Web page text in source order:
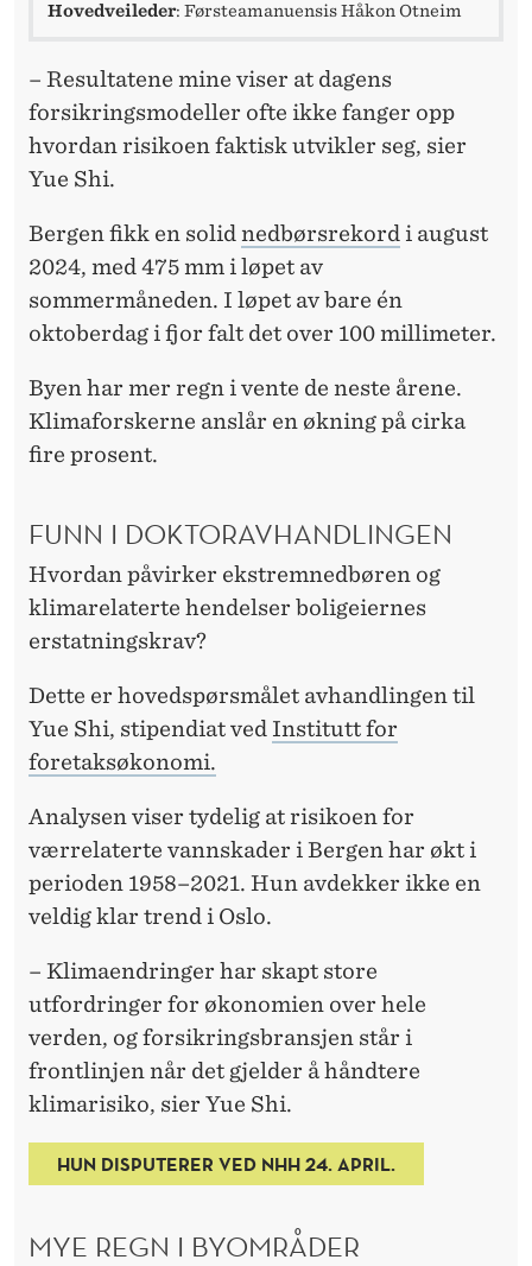
Hovedveileder: Førsteamanuensis Håkon Otneim
– Resultatene mine viser at dagens
forsikringsmodeller ofte ikke fanger opp
hvordan risikoen faktisk utvikler seg, sier
Yue Shi.
Bergen fikk en solid nedbørsrekord i august
2024, med 475 mm i løpet av
sommermåneden. I løpet av bare én
oktoberdag i fjor falt det over 100 millimeter.
Byen har mer regn i vente de neste årene.
Klimaforskerne anslår en økning på cirka
fire prosent.
FUNN I DOKTORAVHANDLINGEN
Hvordan påvirker ekstremnedbøren og
klimarelaterte hendelser boligeiernes
erstatningskrav?
Dette er hovedspørsmålet avhandlingen til
Yue Shi, stipendiat ved Institutt for
foretaksøkonomi.
Analysen viser tydelig at risikoen for
værrelaterte vannskader i Bergen har økt i
perioden 1958–2021. Hun avdekker ikke en
veldig klar trend i Oslo.
– Klimaendringer har skapt store
utfordringer for økonomien over hele
verden, og forsikringsbransjen står i
frontlinjen når det gjelder å håndtere
klimarisiko, sier Yue Shi.
HUN DISPUTERER VED NHH 24. APRIL.
MYE REGN I BYOMRÅDER